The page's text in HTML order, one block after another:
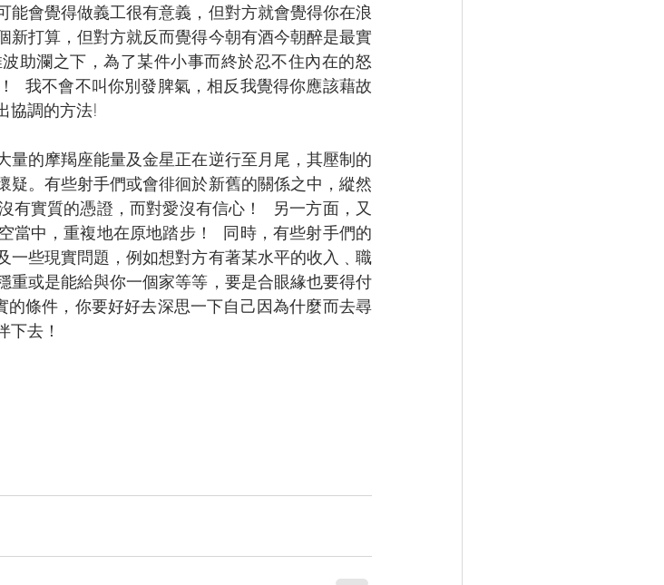
能會覺得做義工很有意義，但對方就會覺得你在浪
新打算，但對方就反而覺得今朝有酒今朝醉是最實
助瀾之下，為了某件小事而終於忍不住內在的怒
我不會不叫你別發脾氣，相反我覺得你應該藉故
協調的方法!
量的摩羯座能量及金星正在逆行至月尾，其壓制的
疑。有些射手們或會徘徊於新舊的關係之中，縱然
有實質的憑證，而對愛沒有信心！  另一方面，又
當中，重複地在原地踏步！  同時，有些射手們的
一些現實問題，例如想對方有著某水平的收入﹑職
重或是能給與你一個家等等，要是合眼緣也要得付
條件，你要好好去深思一下自己因為什麼而去尋
去！